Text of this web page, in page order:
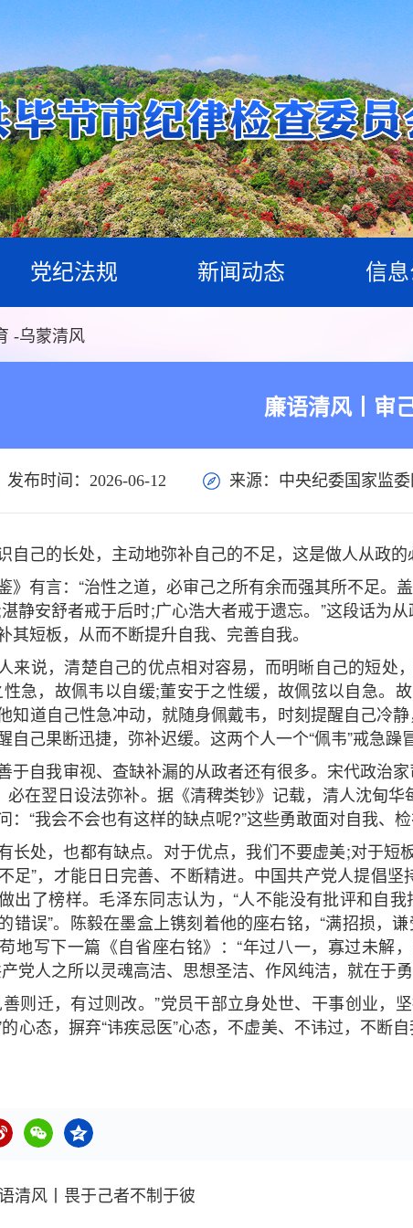
党纪法规 新闻动态 信
-乌蒙清风
廉语清风丨审
发布时间：2026-06-12 来源：中央纪委国家监
自己的长处，主动地弥补自己的不足，这是做人从政的
》有言：“治性之道，必审己之所有余而强其所不足
静安舒者戒于后时;广心浩大者戒于遗忘。”这段话为
其短板，从而不断提升自我、完善自我。
来说，清楚自己的优点相对容易，而明晰自己的短处
性急，故佩韦以自缓;董安于之性缓，故佩弦以自急。
知道自己性急冲动，就随身佩戴韦，时刻提醒自己冷
自己果断迅捷，弥补迟缓。这两个人一个“佩韦”戒急躁
于自我审视、查缺补漏的从政者还有很多。宋代政治
必在翌日设法弥补。据《清稗类钞》记载，清人沈甸
：“我会不会也有这样的缺点呢?”这些勇敢面对自我、
长处，也都有缺点。对于优点，我们不要虚美;对于
足”，才能日日完善、不断精进。中国共产党人提倡
出了榜样。毛泽东同志认为，“人不能没有批评和自
错误”。陈毅在墨盒上镌刻着他的座右铭，“满招损，
地写下一篇《自省座右铭》：“年过八一，寡过未
党人之所以灵魂高洁、思想圣洁、作风纯洁，就在于
善则迁，有过则改。”党员干部立身处世、干事创业，
心态，摒弃“讳疾忌医”心态，不虚美、不讳过，不
清风丨畏于己者不制于彼